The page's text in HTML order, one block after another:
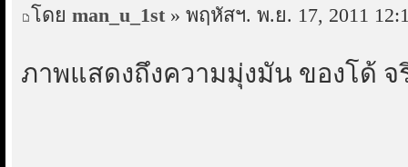
โดย man_u_1st » พฤหัสฯ. พ.ย. 17, 2011
ภาพแสดงถึงความมุ่งมัน ของโด้ จ